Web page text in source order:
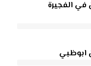
الفجيرة
ابوظبي